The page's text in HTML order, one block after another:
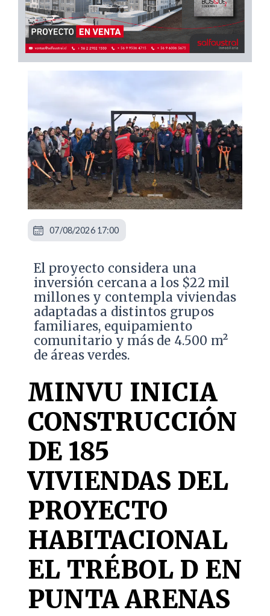
El proyecto considera una
inversión cercana a los $22 mil
millones y contempla viviendas
adaptadas a distintos grupos
familiares, equipamiento
comunitario y más de 4.500 m²
de áreas verdes.
MINVU INICIA
CONSTRUCCIÓN
DE 185
VIVIENDAS DEL
PROYECTO
HABITACIONAL
EL TRÉBOL D EN
PUNTA ARENAS
07/08/2026 17:00